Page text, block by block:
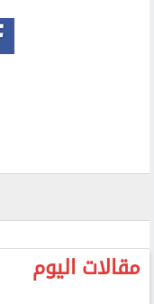
مقالات اليوم